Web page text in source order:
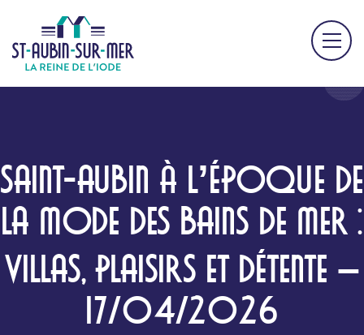
SAINT-AUBIN À L’ÉPOQUE DE
LA MODE DES BAINS DE MER :
VILLAS, PLAISIRS ET DÉTENTE –
17/04/2026